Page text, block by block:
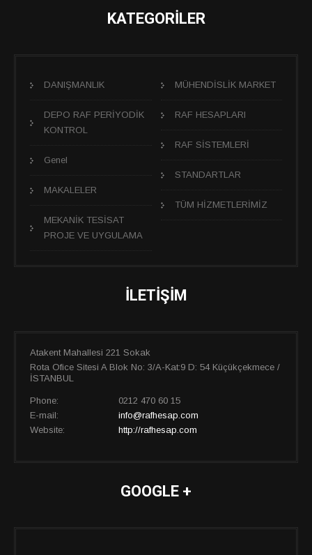
KATEGORİLER
DANIŞMANLIK
DEPO RAF PERİYODİK
KONTROL
Genel
MAKALELER
MEKANİK TESİSAT
PROJE VE UYGULAMA
MÜHENDİSLİK MARKET
RAF HESAPLARI
RAF SİSTEMLERİ
STANDARTLAR
TÜM HİZMETLERİMİZ
İLETIŞIM
Atakent Mahallesi 221 Sokak
Rota Ofice Sitesi A Blok No: 3/A-Kat:9 D: 54 Küçükçekmece /
İSTANBUL
Phone:
0212 470 60 15
E-mail:
info@rafhesap.com
Website:
http://rafhesap.com
GOOGLE +